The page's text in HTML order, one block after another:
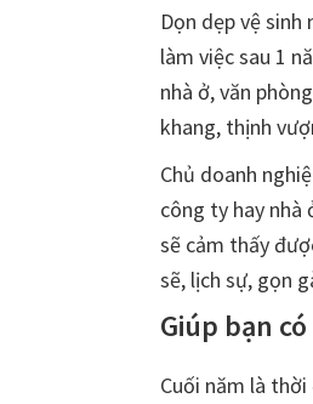
Dọn dẹp vệ
làm việc sau 1
nhà ở, văn
khang, thịnh
Chủ doanh
công ty hay nhà
sẽ cảm thấy
sẽ, lịch sự, gọn
Giúp bạn
Cuối năm là